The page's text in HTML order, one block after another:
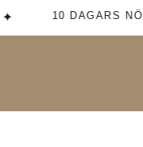
✦ 10 DAGARS